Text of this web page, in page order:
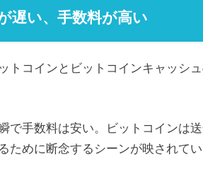
遅い、手数料が高い
トコインとビットコインキャッシ
で手数料は安い。ビットコインは
ために断念するシーンが映されてい